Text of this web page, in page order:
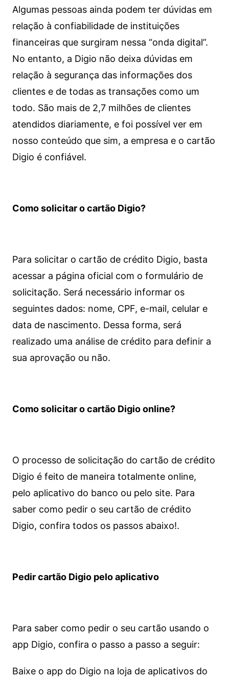
Algumas pessoas ainda podem ter dúvidas em
relação à confiabilidade de instituições
financeiras que surgiram nessa “onda digital”.
No entanto, a Digio não deixa dúvidas em
relação à segurança das informações dos
clientes e de todas as transações como um
todo. São mais de 2,7 milhões de clientes
atendidos diariamente, e foi possível ver em
nosso conteúdo que sim, a empresa e o cartão
Digio é confiável.
Como solicitar o cartão Digio?
Para solicitar o cartão de crédito Digio, basta
acessar a página oficial com o formulário de
solicitação. Será necessário informar os
seguintes dados: nome, CPF, e-mail, celular e
data de nascimento. Dessa forma, será
realizado uma análise de crédito para definir a
sua aprovação ou não.
Como solicitar o cartão Digio online?
O processo de solicitação do cartão de crédito
Digio é feito de maneira totalmente online,
pelo aplicativo do banco ou pelo site. Para
saber como pedir o seu cartão de crédito
Digio, confira todos os passos abaixo!.
Pedir cartão Digio pelo aplicativo
Para saber como pedir o seu cartão usando o
app Digio, confira o passo a passo a seguir:
Baixe o app do Digio na loja de aplicativos do